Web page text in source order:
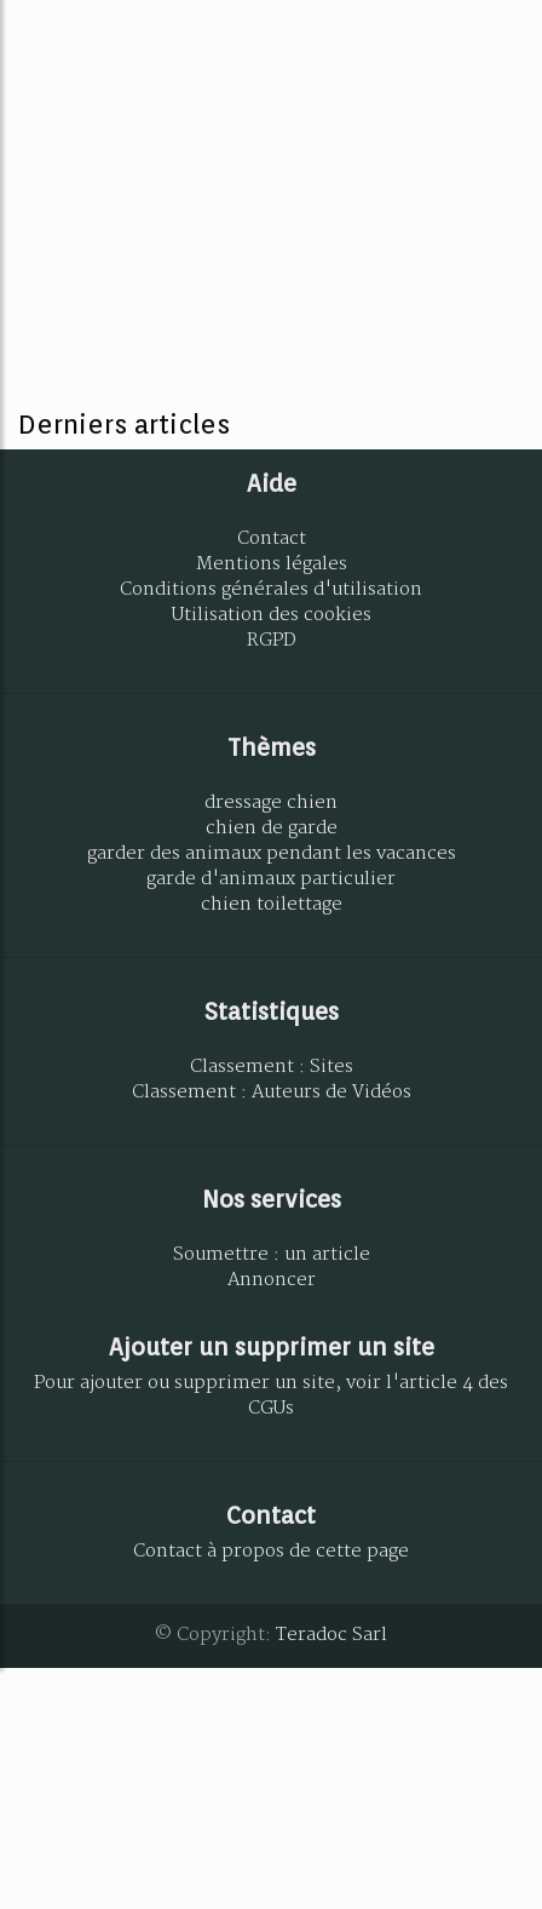
Derniers articles
Aide
Contact
Mentions légales
Conditions générales d'utilisation
Utilisation des cookies
RGPD
Thèmes
dressage chien
chien de garde
garder des animaux pendant les vacances
garde d'animaux particulier
chien toilettage
Statistiques
Classement : Sites
Classement : Auteurs de Vidéos
Nos services
Soumettre : un article
Annoncer
Ajouter un supprimer un site
Pour ajouter ou supprimer un site, voir l'article 4 des
CGUs
Contact
Contact à propos de cette page
© Copyright: Teradoc Sarl